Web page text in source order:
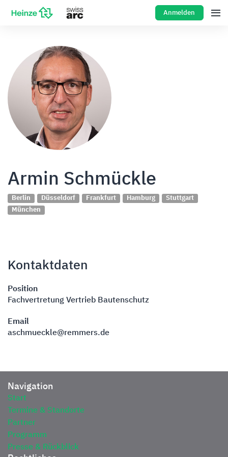
Anmelden
Armin Schmückle
Berlin Düsseldorf Frankfurt Hamburg
Stuttgart
München
Kontaktdaten
Position
Fachvertretung Vertrieb Bautenschutz
Email
aschmueckle@remmers.de
Navigation
Start
Termine & Standorte
Partner
Programm
Presse & Rückblick